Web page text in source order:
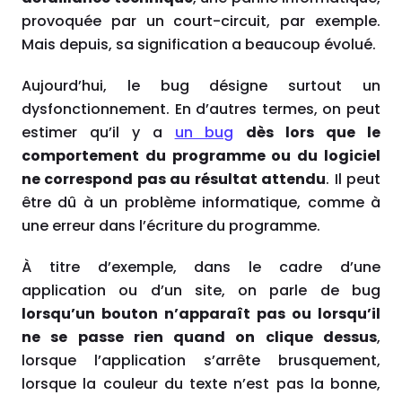
provoquée par un court-circuit, par exemple.
Mais depuis, sa signification a beaucoup évolué.
Aujourd’hui, le bug désigne surtout un
dysfonctionnement. En d’autres termes, on peut
estimer qu’il y a un bug
dès lors que le
comportement du programme ou du logiciel
ne correspond pas au résultat attendu. Il peut
être dû à un problème informatique, comme à
une erreur dans l’écriture du programme.
À titre d’exemple, dans le cadre d’une
application ou d’un site, on parle de bug
lorsqu’un bouton n’apparaît pas ou lorsqu’il
ne se passe rien quand on clique dessus,
lorsque l’application s’arrête brusquement,
lorsque la couleur du texte n’est pas la bonne,